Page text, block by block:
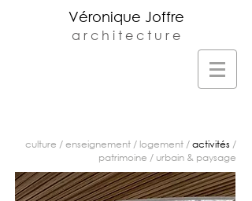
Véronique Joffre
a r c h i t e c t u r e
culture /enseignement / logement /activités /
patrimoine / urbain & paysage